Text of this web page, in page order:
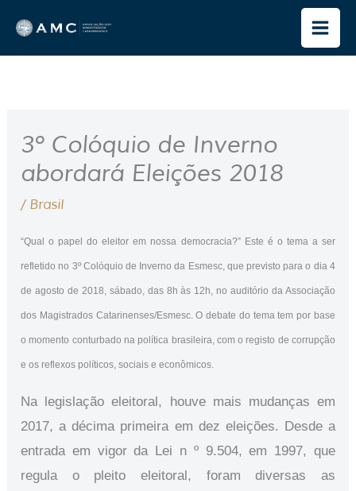
para
o
3º Colóquio de Inverno
abordará Eleições 2018
/ Brasil
“Qual o papel do eleitor em nossa democracia?” Este é o tema a ser
refletido no 3º Colóquio de Inverno da Esmesc, que previsto para o dia 4
de agosto de 2018, sábado, das 8h às 12h, no auditório da Associação
dos Magistrados Catarinenses/Esmesc. O debate do tema tem por base
o momento conturbado na política brasileira, com o registo de corrupção
e os reflexos políticos, sociais e econômicos.
Na legislação eleitoral, houve mais mudanças em
2017, a décima primeira em dez eleições. Desde a
entrada em vigor da Lei n º 9.504, em 1997, que
regula o pleito eleitoral, foram diversas as